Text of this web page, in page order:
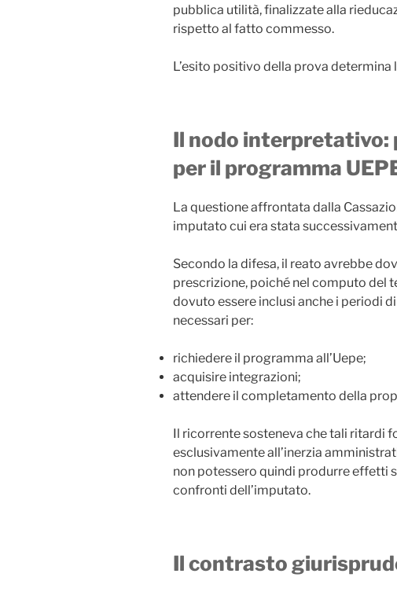
pubblica utilità, finalizzate alla
rispetto al fatto commesso.
L’esito positivo della prova determina
Il nodo interpretativo:
per il programma
La questione affrontata dalla
imputato cui era stata
Secondo la difesa, il reato avrebbe
prescrizione, poiché nel computo del
dovuto essere inclusi anche i periodi
necessari per:
richiedere il programma all’Uepe;
acquisire integrazioni;
attendere il completamento della
Il ricorrente sosteneva che tali ritardi
esclusivamente all’inerzia
non potessero quindi produrre effetti
confronti dell’imputato.
Il contrasto